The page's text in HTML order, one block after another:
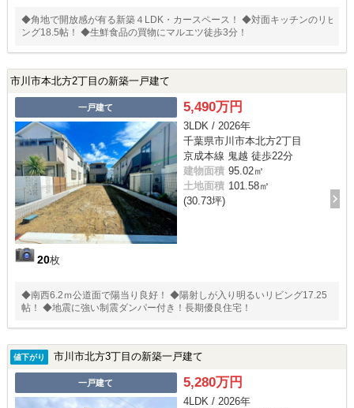
◆角地で開放感が有る新築４LDK・カースペース！ ◆対面キッチンのリビ
ング18.5帖！ ◆生鮮食品の買物にマルエツ徒歩3分！
市川市本北方2丁目の新築一戸建て
一戸建て
20枚
5,490万円
3LDK / 2026年
千葉県市川市本北方2丁目
京成本線 鬼越 徒歩22分
建物面積 95.02㎡
土地面積 101.58㎡
(30.73坪)
◆南西6.2ｍ公道面で陽当り良好！ ◆陽射しが入り明るいリビング17.25
帖！ ◆地震に強い制震ダンパー付き！長期優良住宅！
値下がり 市川市北方3丁目の新築一戸建て
一戸建て 5,280万円
4LDK / 2026年